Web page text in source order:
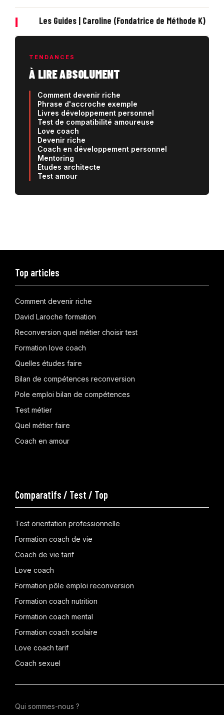
| Les Guides | Caroline (Fondatrice de Méthode K)
TENDANCES
À LIRE ABSOLUMENT
Comment devenir riche
Phrase d'accroche exemple
Livres développement personnel
Test de compatibilité amoureuse
Love coach
Devenir riche
Coach en développement personnel
Mentoring
Etudes architecte
Test amour
Top articles
Comment devenir riche
David Laroche formation
Reconversion quel métier choisir test
Formation love coach
Quelles études faire
Bilan de compétences reconversion
Pole emploi bilan de compétences
Test métier
Quel métier faire
Coach en amour
Comparatifs / Test / Top
Test orientation professionnelle
Formation coach de vie
Coach de vie tarif
Love coach
Formation pôle emploi reconversion
Formation coach nutrition
Formation coach mental
Formation coach scolaire
Love coach tarif
Coach sexuel
Qui sommes-nous ?